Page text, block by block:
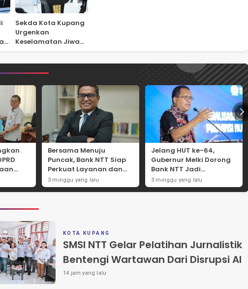
Sekda Kota Kupang
Urgenkan
Keselamatan Jiwa
Bersama Menuju
Puncak, Bank NTT Siap
Perkuat Layanan dan
Dukung Pertumbuhan
Ekonomi NTT
3 minggu yang lalu
Jelang HUT ke-64,
Gubernur Melki Dorong
Bank NTT Jadi
Penggerak Ekonomi
Kerakyatan
3 minggu yang lalu
KOTA KUPANG
SMSI NTT Gelar Pelatihan Jurnalistik
Bentengi Wartawan Dari Disrupsi AI
14 jam yang lalu